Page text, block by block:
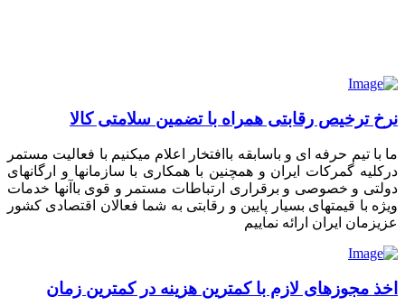
نرخ ترخیص رقابتی همراه با تضمین سلامتی کالا
ما با تیم حرفه ای و باسابقه باافتخار اعلام میکنیم با فعالیت مستمر
درکلیه گمرکات ایران و همچنین با همکاری با سازمانها و ارگانهای
دولتی و خصوصی و برقراری ارتباطات مستمر و قوی باآنها خدمات
ویژه با قیمتهای بسیار پایین و رقابتی به شما فعالان اقتصادی کشور
عزیزمان ایران ارائه نماییم
اخذ مجوزهای لازم با کمترین هزینه در کمترین زمان